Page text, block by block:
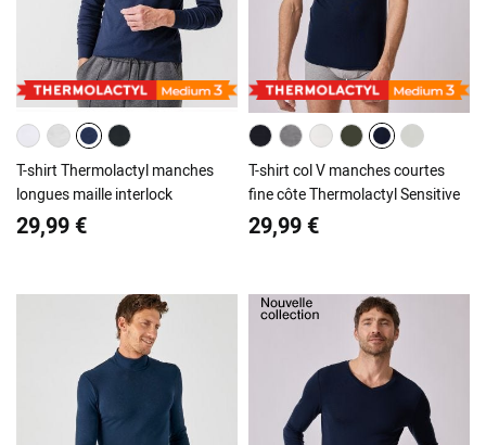
T-shirt Thermolactyl manches
longues maille interlock
29,99 €
T-shirt col V manches courtes
fine côte Thermolactyl Sensitive
29,99 €